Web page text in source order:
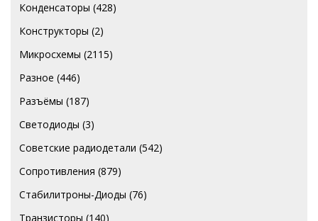
Конденсаторы (428)
Конструкторы (2)
Микросхемы (2115)
Разное (446)
Разъёмы (187)
Светодиоды (3)
Советские радиодетали (542)
Сопротивления (879)
Стабилитроны-Диоды (76)
Транзисторы (140)